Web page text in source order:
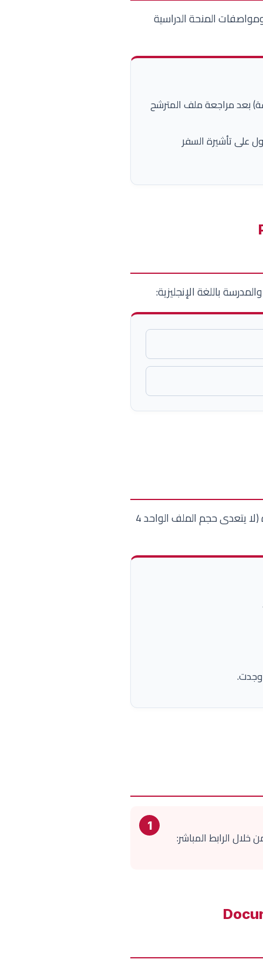
المنحة الدراسية
بعد مراجعة ملف المترشح
على تأشيرة السفر
باللغة الإنجليزية:
يتوجب على المترشحين والمترشحات إعداد كافة الوثائق ورفعها رقمياً بصيغة PDF واضحة ومقروءة (لا يتعدى حجم الملف الواحد 4
1
الرابط المباشر: